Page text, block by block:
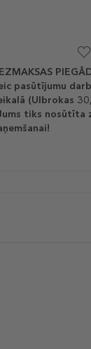
pasūtījumu
(Ulbrokas
tiks nosūtīta